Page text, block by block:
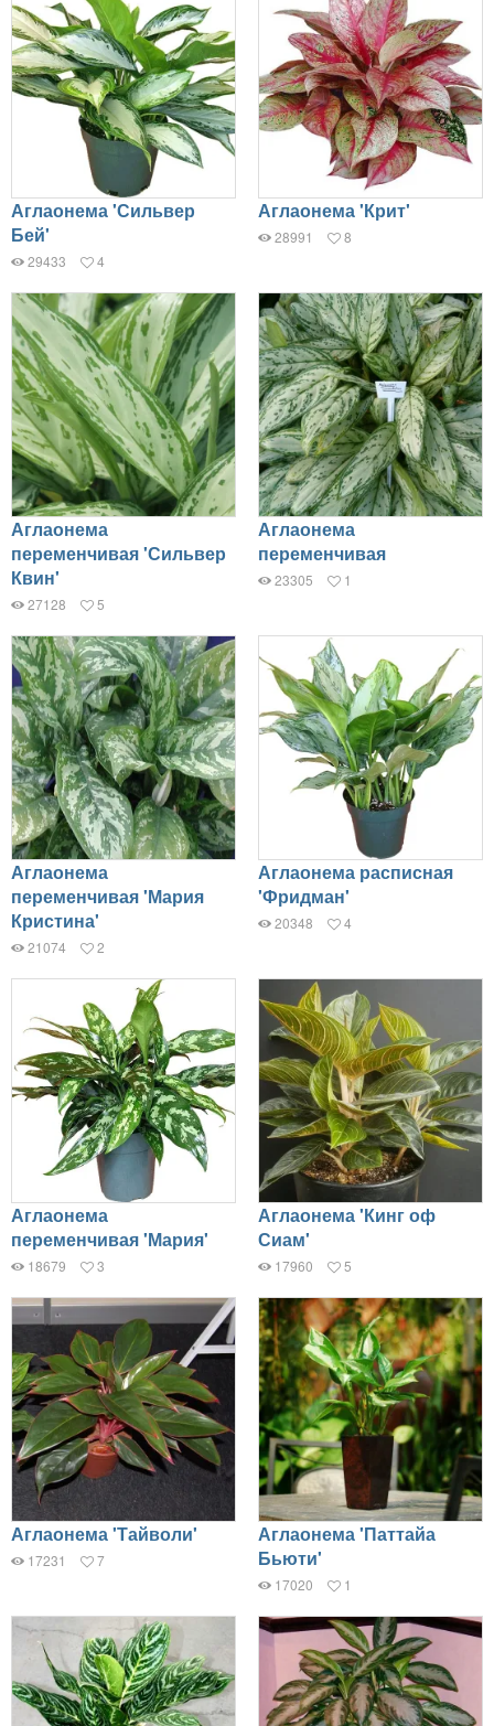
Аглаонема 'Сильвер
Бей'
29433 4
Аглаонема 'Крит'
28991 8
Аглаонема
переменчивая 'Сильвер
Квин'
27128 5
Аглаонема
переменчивая
23305 1
Аглаонема
переменчивая 'Мария
Кристина'
21074 2
Аглаонема расписная
'Фридман'
20348 4
Аглаонема
переменчивая 'Мария'
18679 3
Аглаонема 'Кинг оф
Сиам'
17960 5
Аглаонема 'Тайволи'
17231 7
Аглаонема 'Паттайа
Бьюти'
17020 1